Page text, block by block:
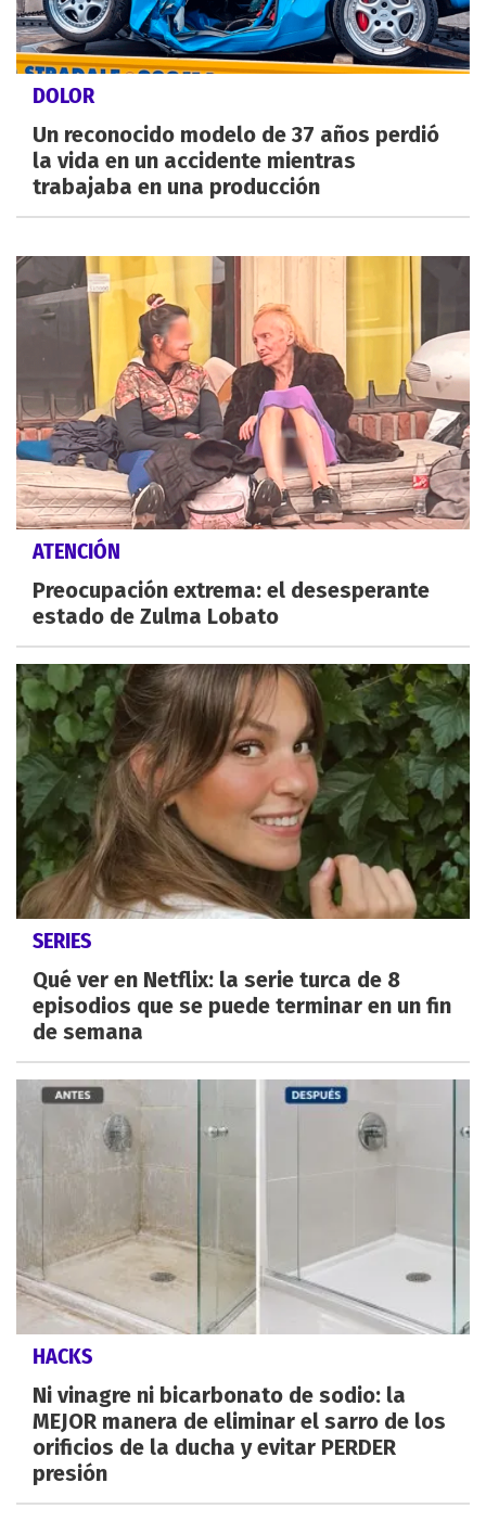
DOLOR
Un reconocido modelo de 37 años perdió
la vida en un accidente mientras
trabajaba en una producción
ATENCIÓN
Preocupación extrema: el desesperante
estado de Zulma Lobato
SERIES
Qué ver en Netflix: la serie turca de 8
episodios que se puede terminar en un fin
de semana
HACKS
Ni vinagre ni bicarbonato de sodio: la
MEJOR manera de eliminar el sarro de los
orificios de la ducha y evitar PERDER
presión